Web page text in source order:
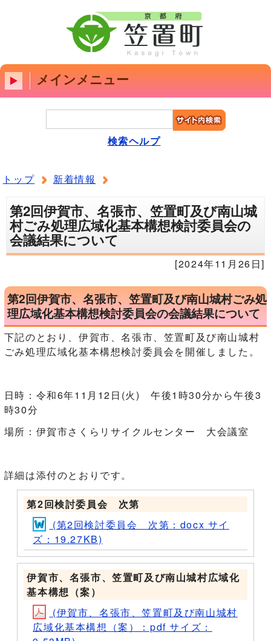
メインメニュー
検索ヘルプ
トップ 新着情報
第2回伊賀市、名張市、笠置町及び南山城
村ごみ処理広域化基本構想検討委員会の
会議結果について
[2024年11月26日]
第2回伊賀市、名張市、笠置町及び南山城村ごみ処
理広域化基本構想検討委員会の会議結果について
下記のとおり、伊賀市、名張市、笠置町及び南山城村
ごみ処理広域化基本構想検討委員会を開催しました。
日時：令和6年11月12日(火) 午後1時30分から午後3
時30分
場所：伊賀市さくらリサイクルセンター 大会議室
詳細は添付のとおりです。
第2回検討委員会 次第
(第2回検討委員会 次第：docx サイ
ズ：19.27KB)
伊賀市、名張市、笠置町及び南山城村広域化
基本構想（案）
(伊賀市、名張市、笠置町及び南山城村
広域化基本構想（案）：pdf サイズ：